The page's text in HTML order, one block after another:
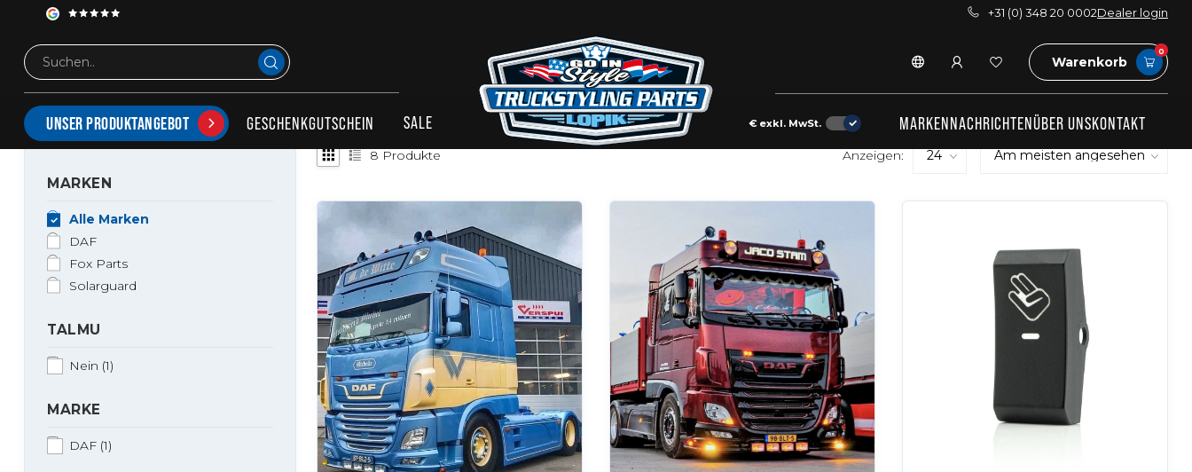
+31 (0) 348 20 0002Dealer login
Warenkorb
0
UNSER PRODUKTANGEBOT GESCHENKGUTSCHEIN SALE € exkl. MwSt. MARKENNACHRICHTENÜBER UNSKONTAKT
ARTIKEL MIT SCHLAGWORT DAF LOVERS EUROPE
MARKEN
Alle Marken
DAF
Fox Parts
Solarguard
TALMU
Nein (1)
MARKE
DAF (1)
8 Produkte Anzeigen: